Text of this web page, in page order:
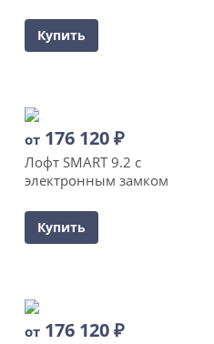
Купить
от 176 120₽
Лофт SMART 9.2 с
электронным замком
Купить
от 176 120₽